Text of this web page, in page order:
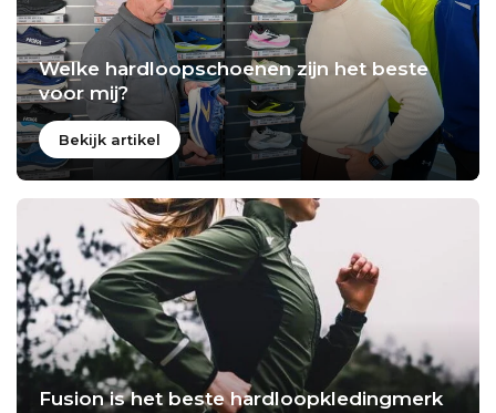
Welke hardloopschoenen zijn het beste
voor mij?
Bekijk artikel
Fusion is het beste hardloopkledingmerk